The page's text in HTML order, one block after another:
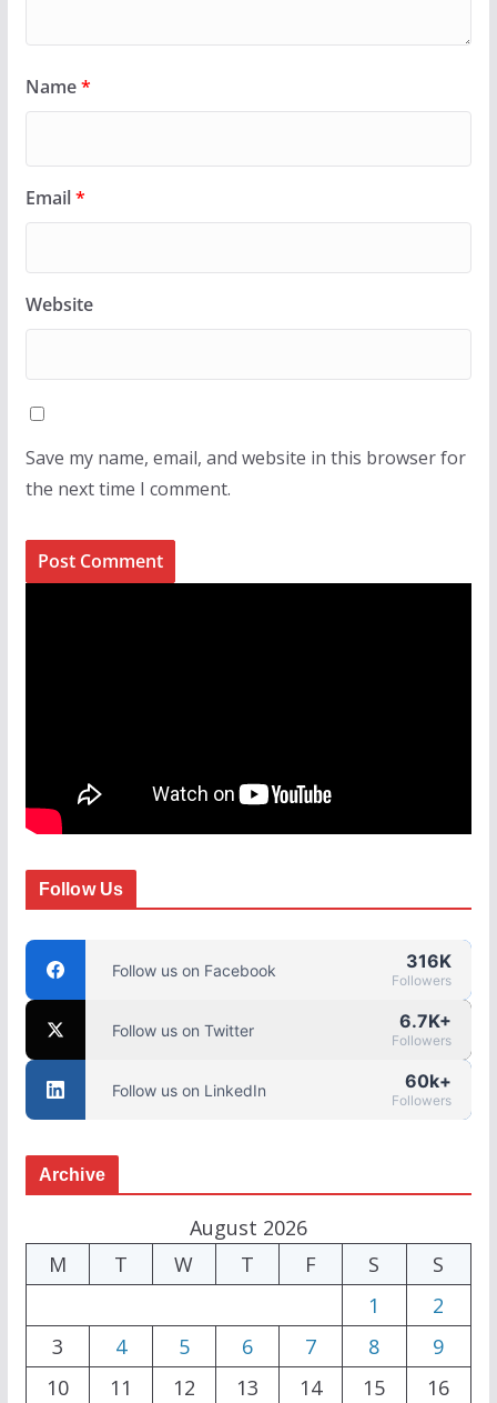
Name*
Email*
Website
Save my name, email, and website in this browser for
the next time I comment.
Follow Us
Follow us on Facebook 316K
Followers
Follow us on Twitter 6.7K+
Followers
Follow us on LinkedIn 60k+
Followers
Archive
August 2026
M
T W T F S
S
1
2
3
4 5 6 7 8
9
10
11 12 13 14 15
16